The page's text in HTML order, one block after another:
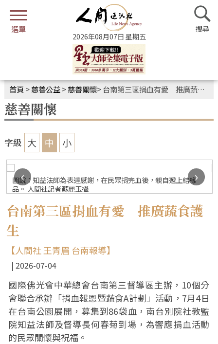
2026年08月07日 星期五
首頁 >慈善公益>慈善關懷>台南第三區捐血有愛 推廣蔬食護生
慈善關懷
字級 大 中 小
圖說：知益法師為表達感謝，在民眾捐完血後，親自遞上結緣
品。 人間社記者蘇麗玉攝
‹
›
台南第三區捐血有愛 推廣蔬食護
生
【人間社 王青眉 台南報導】
2026-07-04
國際佛光會中華總會台南第三督導區主辦，10個分
會聯合承辦「捐血報恩暨蔬食A計劃」活動，7月4日
在台南公園展開，募集到86袋血，南台別院社教監
院知益法師及督導長何春菊到場，為響應捐血活動
的民眾關懷與祝福。